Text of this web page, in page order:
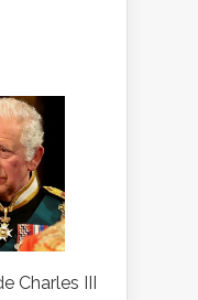
Charles III